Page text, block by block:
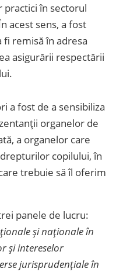
practici în sectorul
acest sens, a fost
fi remisă în adresa
asigurării respectării
a fost de a sensibiliza
organelor de
a organelor care
copilului, în
trebuie să îl oferim
panele de lucru:
și naționale în
și intereselor
jurisprudențiale în